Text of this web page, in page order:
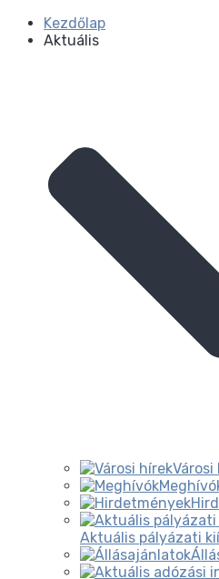
Kezdőlap
Aktuális
Városi
Aktuális pályázati